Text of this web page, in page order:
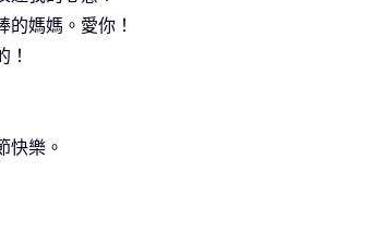
媽媽。愛你！
！
快樂。